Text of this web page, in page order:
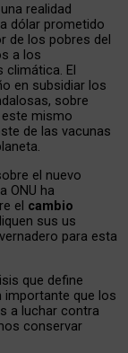
realidad
dólar prometido
de los pobres del
a los
climática. El
en subsidiar los
sobre
mismo
de las vacunas
el nuevo
ONU ha
el cambio
sus us
para esta
que define
importante que los
a luchar contra
conservar